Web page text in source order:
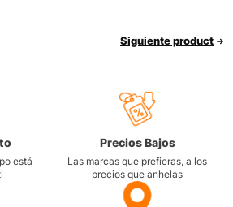
Siguiente product
está
Precios Bajos
Las marcas que prefieras, a los
precios que anhelas